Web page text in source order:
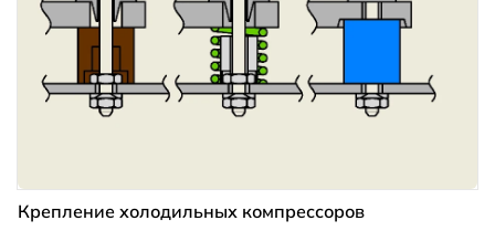
Крепление холодильных компрессоров